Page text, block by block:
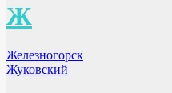
Ж
Железногорск
Жуковский